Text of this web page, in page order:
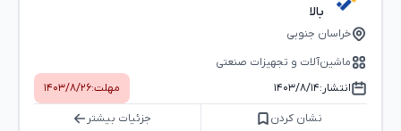
بالا
خراسان جنوبی
ماشین‌آلات و تجهیزات صنعتی
انتشار:۱۴۰۳/۸/۱۴ مهلت:۱۴۰۳/۸/۲۶
نشان کردن جزئیات بیشتر